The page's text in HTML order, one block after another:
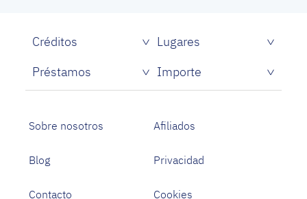
Créditos
Lugares
Préstamos
Importe
Sobre nosotros Afiliados
Blog Privacidad
Contacto Cookies